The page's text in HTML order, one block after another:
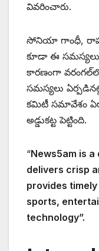
వివరించారు.
సోనియా గాంధీ,
కూడా ఈ
కారణంగా
సమస్యలు
కమిటీ సమావేశం
అడ్డుకట్ట పెట్టింది.
“News5am is
delivers crisp
provides
sports,
technology”.